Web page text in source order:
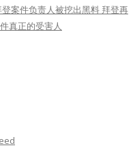
案件负责人被挖出黑料 拜登再
真正的受害人